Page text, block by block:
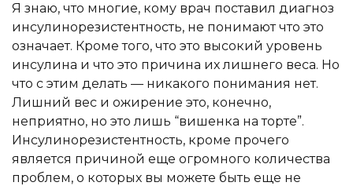
Я знаю, что многие, кому врач поставил диагноз
инсулинорезистентность, не понимают что это
означает. Кроме того, что это высокий уровень
инсулина и что это причина их лишнего веса. Но
что с этим делать — никакого понимания нет.
Лишний вес и ожирение это, конечно,
неприятно, но это лишь “вишенка на торте”.
Инсулинорезистентность, кроме прочего
является причиной еще огромного количества
проблем, о которых вы можете быть еще не